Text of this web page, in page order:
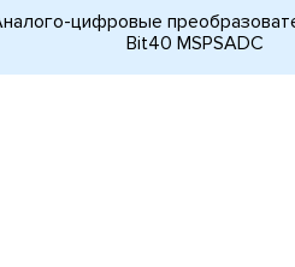
цифровые
Bit40 MSPSADC